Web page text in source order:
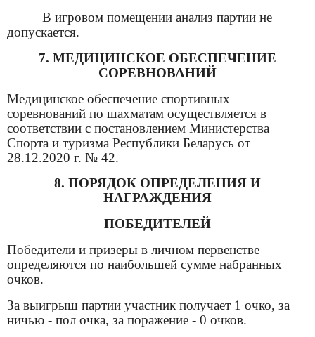
В игровом помещении анализ партии не
допускается.
7. МЕДИЦИНСКОЕ ОБЕСПЕЧЕНИЕ
СОРЕВНОВАНИЙ
Медицинское обеспечение спортивных
соревнований по шахматам осуществляется в
соответствии с постановлением Министерства
Спорта и туризма Республики Беларусь от
28.12.2020 г. № 42.
8. ПОРЯДОК ОПРЕДЕЛЕНИЯ И
НАГРАЖДЕНИЯ
ПОБЕДИТЕЛЕЙ
Победители и призеры в личном первенстве
определяются по наибольшей сумме набранных
очков.
За выигрыш партии участник получает 1 очко, за
ничью - пол очка, за поражение - 0 очков.